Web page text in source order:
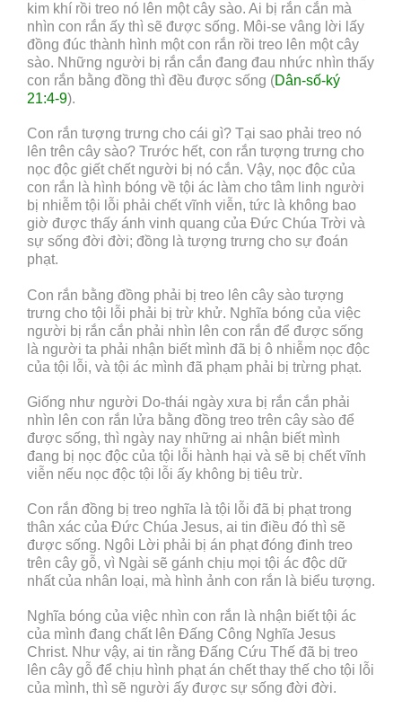
kim khí rồi treo nó lên một cây sào. Ai bị rắn cắn mà
nhìn con rắn ấy thì sẽ được sống. Môi-se vâng lời lấy
đồng đúc thành hình một con rắn rồi treo lên một cây
sào. Những người bị rắn cắn đang đau nhức nhìn thấy
con rắn bằng đồng thì đều được sống (Dân-số-ký
21:4-9).
Con rắn tượng trưng cho cái gì? Tại sao phải treo nó
lên trên cây sào? Trước hết, con rắn tượng trưng cho
nọc độc giết chết người bị nó cắn. Vậy, nọc độc của
con rắn là hình bóng về tội ác làm cho tâm linh người
bị nhiễm tội lỗi phải chết vĩnh viễn, tức là không bao
giờ được thấy ánh vinh quang của Đức Chúa Trời và
sự sống đời đời; đồng là tượng trưng cho sự đoán
phạt.
Con rắn bằng đồng phải bị treo lên cây sào tượng
trưng cho tội lỗi phải bị trừ khử. Nghĩa bóng của việc
người bị rắn cắn phải nhìn lên con rắn để được sống
là người ta phải nhận biết mình đã bị ô nhiễm nọc độc
của tội lỗi, và tội ác mình đã phạm phải bị trừng phạt.
Giống như người Do-thái ngày xưa bị rắn cắn phải
nhìn lên con rắn lửa bằng đồng treo trên cây sào để
được sống, thì ngày nay những ai nhận biết mình
đang bị nọc độc của tội lỗi hành hại và sẽ bị chết vĩnh
viễn nếu nọc độc tội lỗi ấy không bị tiêu trừ.
Con rắn đồng bị treo nghĩa là tội lỗi đã bị phạt trong
thân xác của Đức Chúa Jesus, ai tin điều đó thì sẽ
được sống. Ngôi Lời phải bị án phạt đóng đinh treo
trên cây gỗ, vì Ngài sẽ gánh chịu mọi tội ác độc dữ
nhất của nhân loại, mà hình ảnh con rắn là biểu tượng.
Nghĩa bóng của việc nhìn con rắn là nhận biết tội ác
của mình đang chất lên Đấng Công Nghĩa Jesus
Christ. Như vậy, ai tin rằng Đấng Cứu Thế đã bị treo
lên cây gỗ để chịu hình phạt án chết thay thế cho tội lỗi
của mình, thì sẽ người ấy được sự sống đời đời.